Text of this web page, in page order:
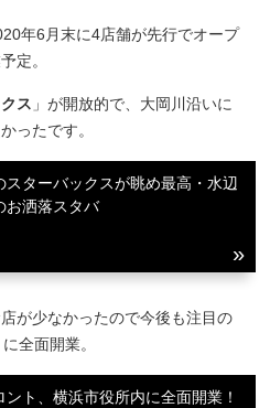
年6月末に4店舗が先行でオープ
定。
ス 」が開放的で、大岡川沿いに
ったです。
スターバックスが眺め最高・水辺
お洒落スタバ
が少なかったので今後も注目の
全面開業。
ント、横浜市役所内に全面開業！